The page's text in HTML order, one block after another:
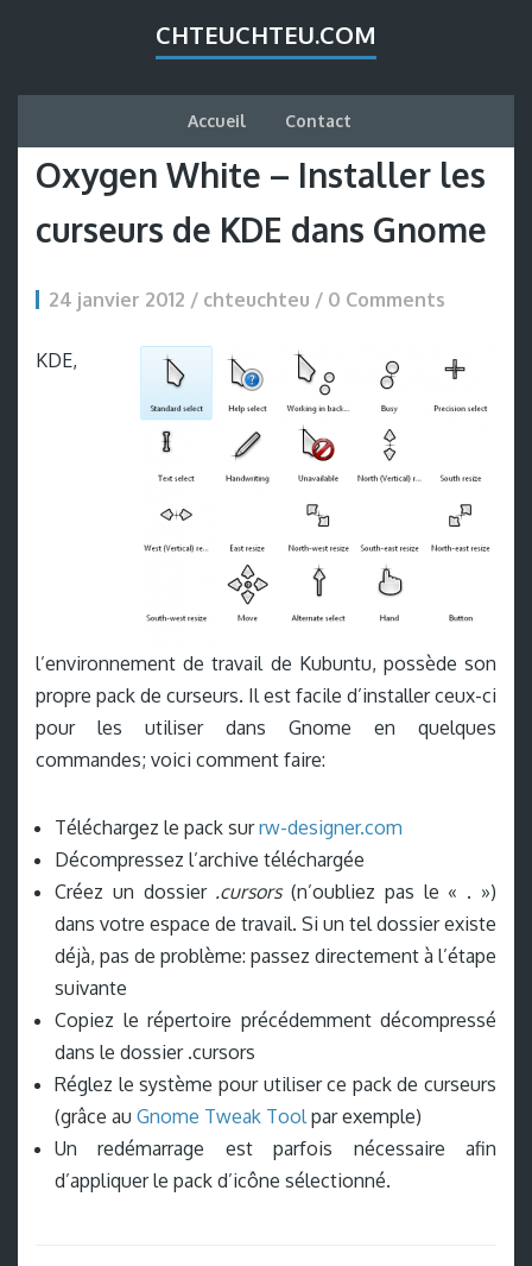
CHTEUCHTEU.COM
Accueil Contact
Oxygen White – Installer les
curseurs de KDE dans Gnome
24 janvier 2012 / chteuchteu / 0 Comments
KDE,
l’environnement de travail de Kubuntu, possède son
propre pack de curseurs. Il est facile d’installer ceux-ci
pour les utiliser dans Gnome en quelques
commandes; voici comment faire:
Téléchargez le pack surrw-designer.com
Décompressez l’archive téléchargée
Créez un dossier .cursors(n’oubliez pas le « . »)
dans votre espace de travail. Si un tel dossier existe
déjà, pas de problème: passez directement à l’étape
suivante
Copiez le répertoire précédemment décompressé
dans le dossier .cursors
Réglez le système pour utiliser ce pack de curseurs
(grâce au Gnome Tweak Toolpar exemple)
Un redémarrage est parfois nécessaire afin
d’appliquer le pack d’icône sélectionné.